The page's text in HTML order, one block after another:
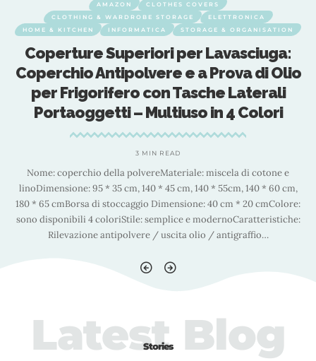
AMAZON
CLOTHES COVERS
CLOTHING & WARDROBE STORAGE
ELETTRONICA
HOME & KITCHEN
INFORMATICA STORAGE & ORGANISATION
Coperture Superiori per Lavasciuga:
Coperchio Antipolvere e a Prova di Olio
per Frigorifero con Tasche Laterali
Portaoggetti – Multiuso in 4 Colori
3 MIN READ
Nome: coperchio della polvereMateriale: miscela di cotone e
linoDimensione: 95 * 35 cm, 140 * 45 cm, 140 * 55cm, 140 * 60 cm,
180 * 65 cmBorsa di stoccaggio Dimensione: 40 cm * 20 cmColore:
sono disponibili 4 coloriStile: semplice e modernoCaratteristiche:
Rilevazione antipolvere / uscita olio / antigraffio…
Stories
Latest Blog